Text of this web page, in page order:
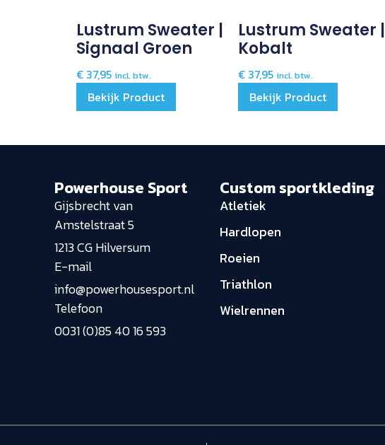
Lustrum Sweater |
Signaal Groen
€37,95 incl. btw.
Bekijk Product
Lustrum Sweater |
Kobalt
€37,95 incl. btw.
Bekijk Product
Powerhouse Sport
Gijsbrecht van
Amstelstraat 5
1213 CG Hilversum
E-mail
info@powerhousesport.nl
Telefoon
0031 (0)85 40 16 593
Custom sportkleding
Atletiek
Hardlopen
Roeien
Triathlon
Wielrennen